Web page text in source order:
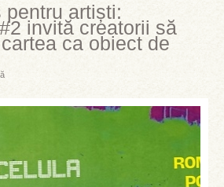
artiști:
invită creatorii să
ca obiect de